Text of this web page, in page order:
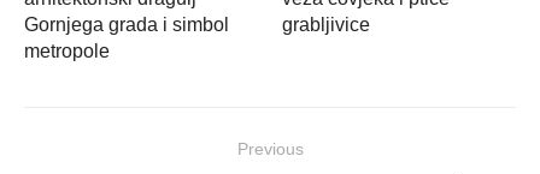
Gornjega grada i simbol
metropole
grabljivice
Previous